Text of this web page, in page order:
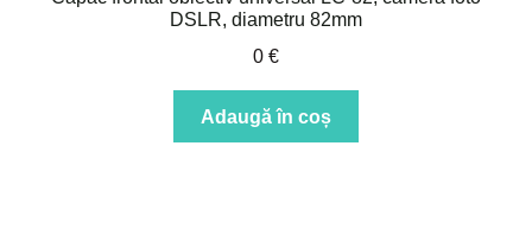
DSLR, diametru 82mm
0 €
Adaugă în coș